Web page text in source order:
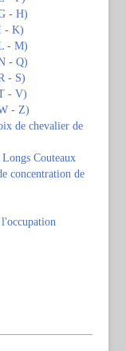
- H)
- K)
- M)
- Q)
- S)
- V)
- Z)
de chevalier de
Couteaux
concentration de